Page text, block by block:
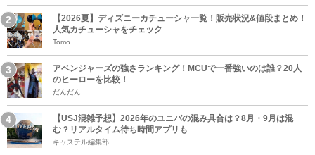
【2026夏】ディズニーカチューシャ一覧！販売状況&値段まとめ！
人気カチューシャをチェック
Tomo
アベンジャーズの強さランキング！MCUで一番強いのは誰？20人
のヒーローを比較！
だんだん
【USJ混雑予想】2026年のユニバの混み具合は？8月・9月は混
む？リアルタイム待ち時間アプリも
キャステル編集部